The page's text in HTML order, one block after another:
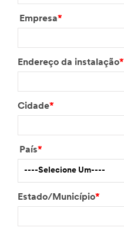
Empresa*
Endereço da instalação*
Cidade*
País*
----Selecione Um----
Estado/Município*